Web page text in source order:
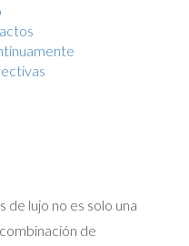
de lujo no es solo una
de